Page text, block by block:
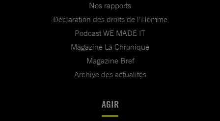
Nos rapports
Déclaration des droits de l'Homme
Podcast WE MADE IT
Magazine La Chronique
Magazine Bref
Archive des actualités
AGIR